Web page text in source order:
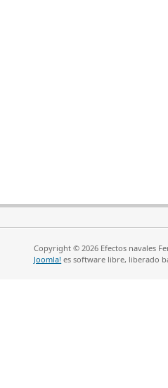
Copyright © 2026 Efectos navales
Joomla! es software libre, liberado